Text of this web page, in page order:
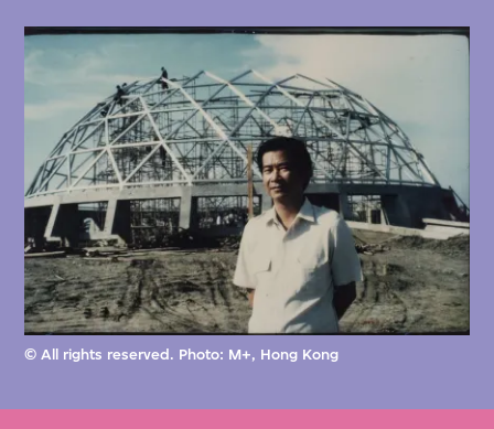
企業而設計的大型規劃項目不等，這些都是他
在不同階段與多方伙伴合作的成果：1967
年，書梅春塞與設計及建造業界的伙伴成立
DEC Co. Ltd.，後來於1969年成立DEC
Consultants Co. Ltd.，更直接地參與設計工
作；1972年，小型合伙事務所Sumet Likit Tri
and Associates Co. Ltd.（SKT）成立，1975
年易名為書梅春塞建築事務所（SJA）；最
後，SJA 3D Co. Ltd.（SJA+3D）於1989年成
立，並與SJA同時運作。第八個系列
© All rights reserved. Photo: M+, Hong Kong